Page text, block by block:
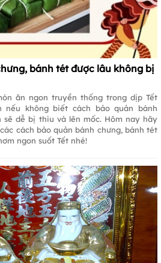
bánh tét được lâu không bị
ăn ngon truyền thống trong dịp Tết
nếu không biết cách bảo quản bánh
sẽ dễ bị thiu và lên mốc. Hôm nay hãy
cách bảo quản bánh chưng, bánh tét
ngon suốt Tết nhé!